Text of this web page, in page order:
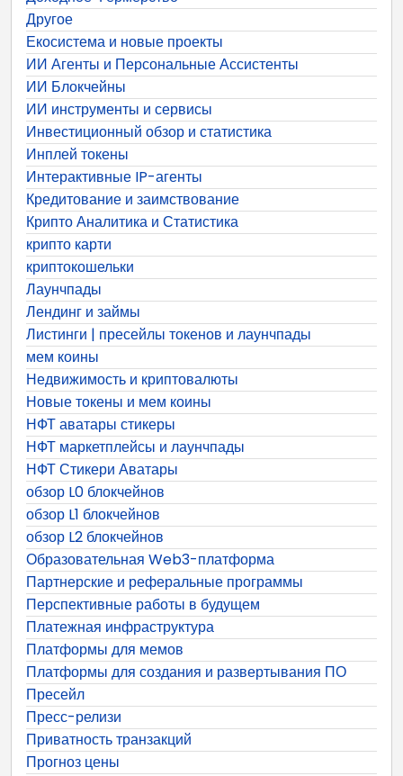
Другое
Екосистема и новые проекты
ИИ Агенты и Персональные Ассистенты
ИИ Блокчейны
ИИ инструменты и сервисы
Инвестиционный обзор и статистика
Инплей токены
Интерактивные IP-агенты
Кредитование и заимствование
Крипто Аналитика и Статистика
крипто карти
криптокошельки
Лаунчпады
Лендинг и займы
Листинги | пресейлы токенов и лаунчпады
мем коины
Недвижимость и криптовалюты
Новые токены и мем коины
НФТ аватары стикеры
НФТ маркетплейсы и лаунчпады
НФТ Стикери Аватары
обзор L0 блокчейнов
обзор L1 блокчейнов
обзор L2 блокчейнов
Образовательная Web3-платформа
Партнерские и реферальные программы
Перспективные работы в будущем
Платежная инфраструктура
Платформы для мемов
Платформы для создания и развертывания ПО
Пресейл
Пресс-релизи
Приватность транзакций
Прогноз цены